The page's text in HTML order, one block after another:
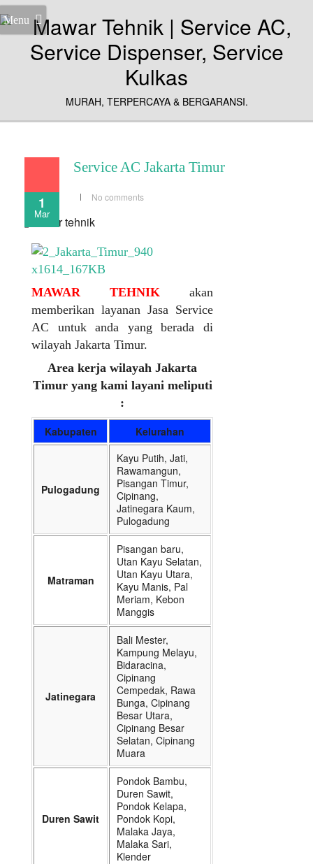
Menu
MURAH, TERPERCAYA & BERGARANSI.
1
Mar
Service AC Jakarta Timur
No comments
MAWAR TEHNIK akan
memberikan layanan Jasa Service
AC untuk anda yang berada di
wilayah Jakarta Timur.
Area kerja wilayah Jakarta
Timur yang kami layani meliputi
:
Kabupaten Kelurahan
Pulogadung
Kayu Putih, Jati,
Rawamangun,
Pisangan Timur,
Cipinang,
Jatinegara Kaum,
Pulogadung
Matraman
Pisangan baru,
Utan Kayu Selatan,
Utan Kayu Utara,
Kayu Manis, Pal
Meriam, Kebon
Manggis
Jatinegara
Bali Mester,
Kampung Melayu,
Bidaracina,
Cipinang
Cempedak, Rawa
Bunga, Cipinang
Besar Utara,
Cipinang Besar
Selatan, Cipinang
Muara
Duren Sawit
Pondok Bambu,
Duren Sawit,
Pondok Kelapa,
Pondok Kopi,
Malaka Jaya,
Malaka Sari,
Klender